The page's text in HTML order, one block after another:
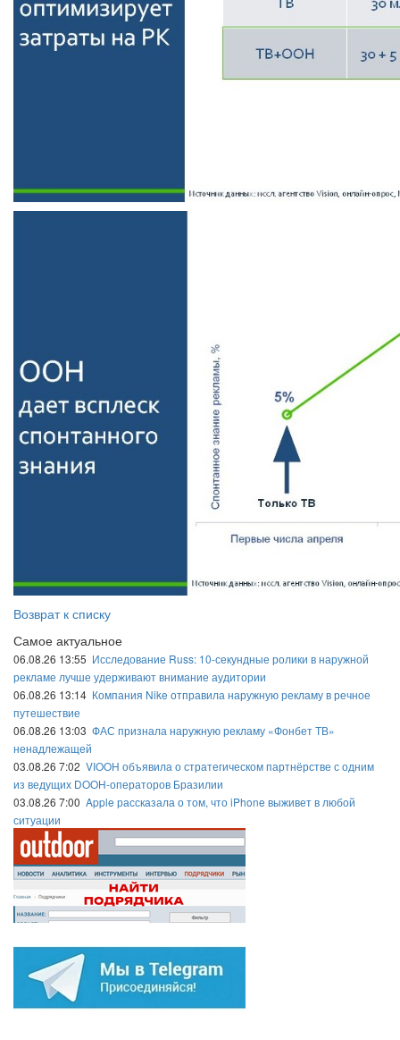
Возврат к списку
Самое актуальное
06.08.26 13:55 Исследование Russ: 10-секундные ролики в наружной
рекламе лучше удерживают внимание аудитории
06.08.26 13:14 Компания Nike отправила наружную рекламу в речное
путешествие
06.08.26 13:03 ФАС признала наружную рекламу «Фонбет ТВ»
ненадлежащей
03.08.26 7:02 VIOOH объявила о стратегическом партнёрстве с одним
из ведущих DOOH-операторов Бразилии
03.08.26 7:00 Apple рассказала о том, что iPhone выживет в любой
ситуации